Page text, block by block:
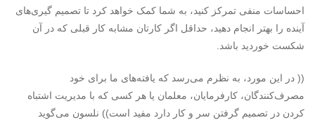
احساسات منفی تمرکز کنید، به شما کمک خواهد کرد تا تصمیم گیری‌های
آینده را بهتر انجام دهید، حداقل اگر کارتان مشابه کار قبلی که در آن
شکست خوردید باشد.
(( در این مورد، به نظرم می‌رسد که یافته‌های ما برای خود
مصرف‌کنندگان، کارفرمایان، معلمان یا هر کسی که با مدیریت اشتباه
کردن در تصمیم گرفتن سر و کار دارد مفید است)) نلسون می‌گوید